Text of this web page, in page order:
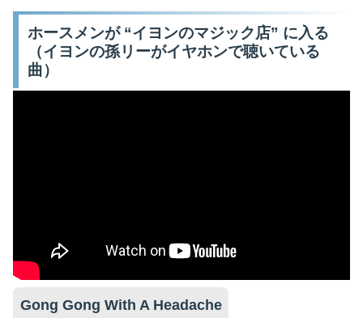
ホースメンが “イヨンのマジック店” に入る
（イヨンの孫リーがイヤホンで聴いている
曲）
Gong Gong With A Headache